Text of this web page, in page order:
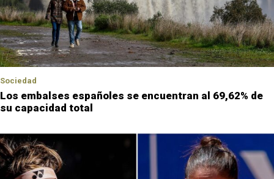
Sociedad
Los embalses españoles se encuentran al 69,62% de
su capacidad total